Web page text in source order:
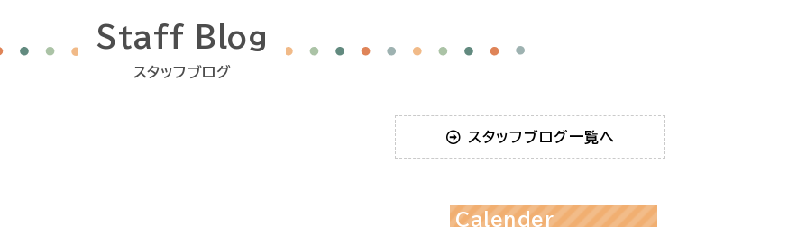
Staff Blog
スタッフブログ
スタッフブログ一覧へ
Calender